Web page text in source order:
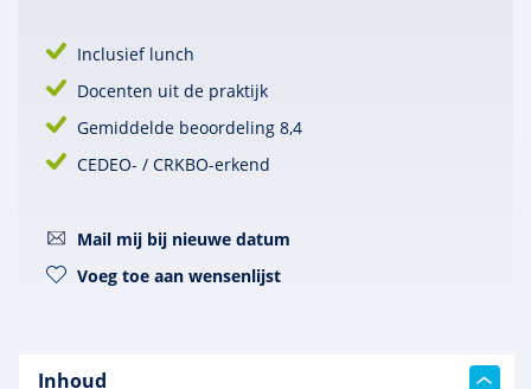
Inclusief lunch
Docenten uit de praktijk
Gemiddelde beoordeling 8,4
CEDEO- / CRKBO-erkend
Mail mij bij nieuwe datum
Voeg toe aan wensenlijst
Inhoud